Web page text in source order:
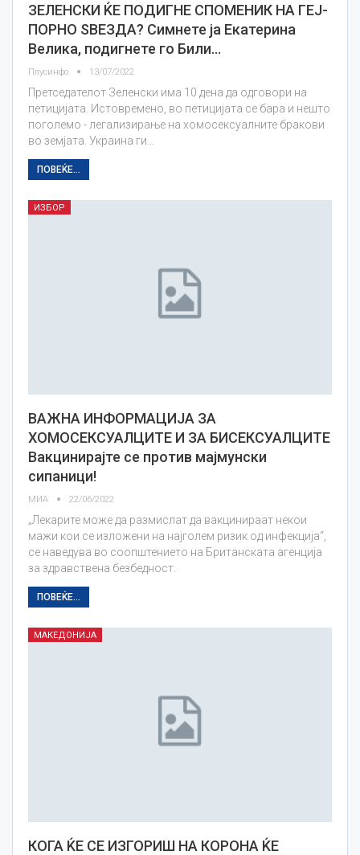
ЗЕЛЕНСКИ ЌЕ ПОДИГНЕ СПОМЕНИК НА ГЕЈ-
ПОРНО ЅВЕЗДА? Симнете ја Екатерина
Велика, подигнете го Били…
Плусинфо 13/07/2022
Претседателот Зеленски има 10 дена да одговори на
петицијата. Истовремено, во петицијата се бара и нешто
поголемо - легализирање на хомосексуалните бракови
во земјата. Украина ги…
ПОВЕЌЕ...
ИЗБОР
ВАЖНА ИНФОРМАЦИЈА ЗА
ХОМОСЕКСУАЛЦИТЕ И ЗА БИСЕКСУАЛЦИТЕ
Вакцинирајте се против мајмунски
сипаници!
МИА 22/06/2022
„Лекарите може да размислат да вакцинираат некои
мажи кои се изложени на најголем ризик од инфекција“,
се наведува во соопштението на Британската агенција
за здравствена безбедност.
ПОВЕЌЕ...
МАКЕДОНИЈА
КОГА ЌЕ СЕ ИЗГОРИШ НА КОРОНА ЌЕ